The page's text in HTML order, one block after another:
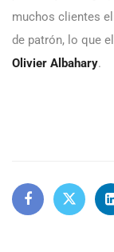
muchos clientes
de patrón, lo que
Olivier Albahary.